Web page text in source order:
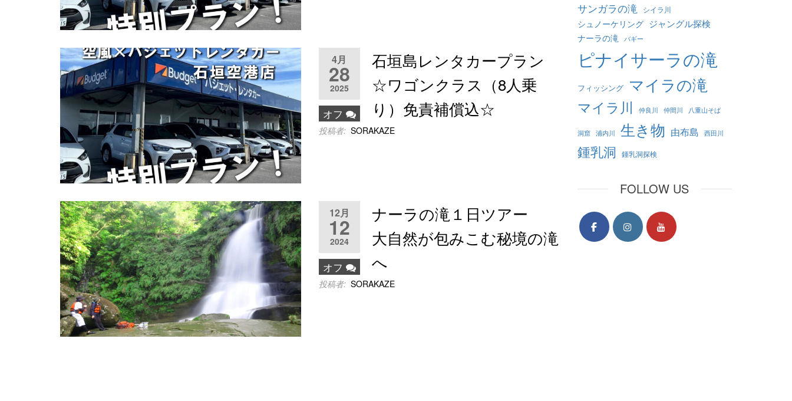
4月
28
2025
オフ
石垣島レンタカープラン
☆ワゴンクラス（8人乗
り）免責補償込☆
投稿者: SORAKAZE
12月
12
2024
オフ
ナーラの滝１日ツアー
大自然が包みこむ秘境の滝
へ
投稿者: SORAKAZE
サンガラの滝
シイラ川
シュノーケリング ジャングル探検
ナーラの滝 バギー
ピナイサーラの滝
フィッシング マイラの滝
マイラ川 仲良川 仲間川 八重山そば
洞窟 浦内川 生き物 由布島 西田川
鍾乳洞 鍾乳洞探検
FOLLOW US